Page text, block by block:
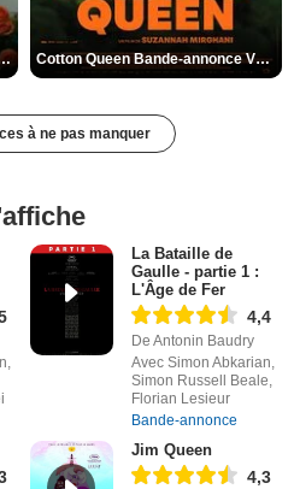
Bande-annonce VO STFR Cotton Queen Bande-annonce VO STFR
à ne pas manquer
La Bataille de
Gaulle - partie 1 :
L'Âge de Fer
4,4
De Antonin Baudry
Avec Simon Abkarian,
Simon Russell Beale,
Florian Lesieur
Bande-annonce
Jim Queen
4,3